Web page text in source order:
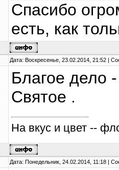
Спасибо
есть, как
Дата: Воскресенье, 23.02.2014, 21:52 |
Благое
Святое .
На вкус и цвет --
Дата: Понедельник, 24.02.2014, 11:18 |